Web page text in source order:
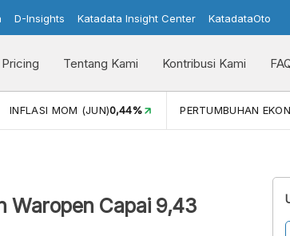
D-Insights Katadata Insight Center KatadataOto
Pricing Tentang Kami Kontribusi Kami
INFLASI MOM (JUN)0,44% PERTUMBUHAN
Waropen Capai 9,43